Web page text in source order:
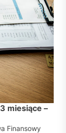
miesiące –
Finansowy